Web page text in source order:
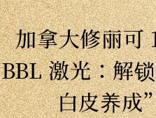
加拿大修丽可
BBL 激光：解
白皮养成